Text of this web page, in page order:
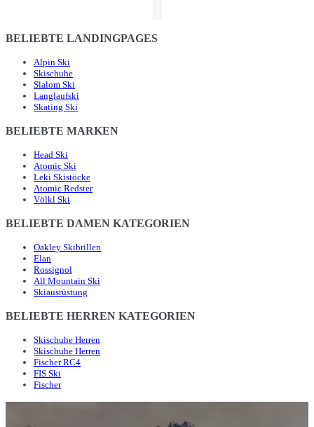
BELIEBTE LANDINGPAGES
Alpin Ski
Skischuhe
Slalom Ski
Langlaufski
Skating Ski
BELIEBTE MARKEN
Head Ski
Atomic Ski
Leki Skistöcke
Atomic Redster
Völkl Ski
BELIEBTE DAMEN KATEGORIEN
Oakley Skibrillen
Elan
Rossignol
All Mountain Ski
Skiausrüstung
BELIEBTE HERREN KATEGORIEN
Skischuhe Herren
Skischuhe Herren
Fischer RC4
FIS Ski
Fischer